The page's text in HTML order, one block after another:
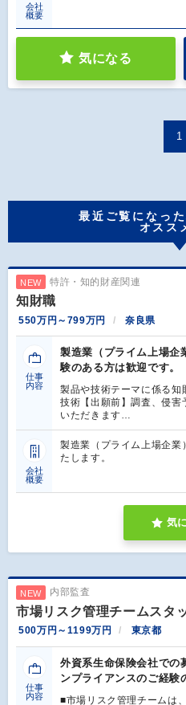
会社
概要
気になる
1
最近ご覧になっ
オスス
NEW 特許・知的財産関連
知財職
550万円～799万円 奈良県
仕事
内容
製造業（プライム上場企
験のある方は歓迎です。
製品や技術テーマに係る
技術【出願前】調査、侵害
いただきます…
会社
概要
製造業（プライム上場企
たします。
気
NEW 内部監査
市場リスク管理チームスタ
500万円～1199万円 東京都
仕事
内容
外資系生命保険会社での
ンプライアンスのご経験
■市場リスク管理チームは